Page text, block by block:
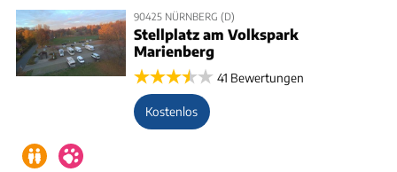
90425 NÜRNBERG (D)
Stellplatz am Volkspark
Marienberg
41 Bewertungen
Kostenlos